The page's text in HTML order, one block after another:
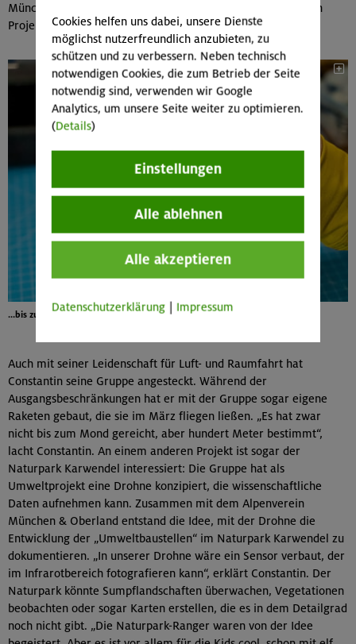
München & Oberland dreht Constantin Filme – von kleineren
Projekten bis zu aufwendigen Imagefilmen.
...bis zum Bau einer Modell-Drohne:
Auch mit seiner Leidenschaft für Luft- und Raumfahrt hat
Constantin seine Gruppe angesteckt. Während der
Ausgangsbeschränkungen hat er mit der Gruppe sogar eigene
Raketen gebaut, die sie im März fliegen ließen. „Es hat zwar
nicht bis zum Mond gereicht, aber hundert Meter bestimmt“,
lacht Constantin. An einem anderen Projekt ist sogar der
Naturpark Karwendel interessiert: Die Gruppe hat als
Umweltprojekt eine Drohne konzipiert, die wissenschaftliche
Daten aufnehmen kann. Zusammen mit dem Alpenverein
München & Oberland entstand die Idee, mit der Drohne die
Entwicklung der „Umweltbaustellen“ im Naturpark Karwendel zu
dokumentieren. „In unserer Drohne wäre ein Sensor verbaut, der
im Infrarotbereich fotografieren kann“, erklärt Constantin. Der
Naturpark könnte Sumpflandschaften überwachen, Vegetationen
beobachten oder sogar Karten erstellen, die es in dem Detailgrad
noch nicht gibt. „Die Naturpark-Ranger waren von der Idee
Cookies helfen uns dabei, unsere Dienste
möglichst nutzerfreundlich anzubieten, zu
schützen und zu verbessern. Neben technisch
notwendigen Cookies, die zum Betrieb der Seite
notwendig sind, verwenden wir Google
Analytics, um unsere Seite weiter zu optimieren.
(Details)
Einstellungen
Alle ablehnen
Alle akzeptieren
Datenschutzerklärung Impressum